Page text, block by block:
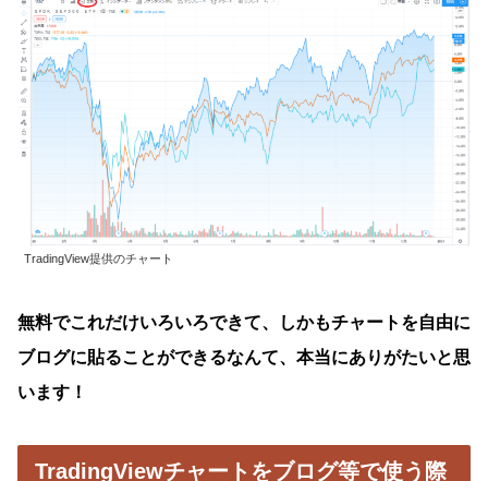
TradingView提供のチャート
無料でこれだけいろいろできて、しかもチャートを自由に
ブログに貼ることができるなんて、本当にありがたいと思
います！
TradingViewチャートをブログ等で使う際